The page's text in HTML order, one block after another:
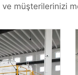
müşterilerinizi